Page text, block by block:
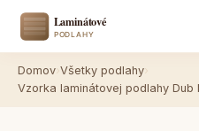
Domov Všetky podlahy
Vzorka laminátovej podlahy Dub